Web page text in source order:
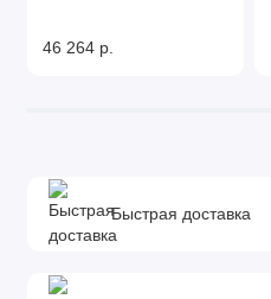
46 264 р.
Быстрая доставка